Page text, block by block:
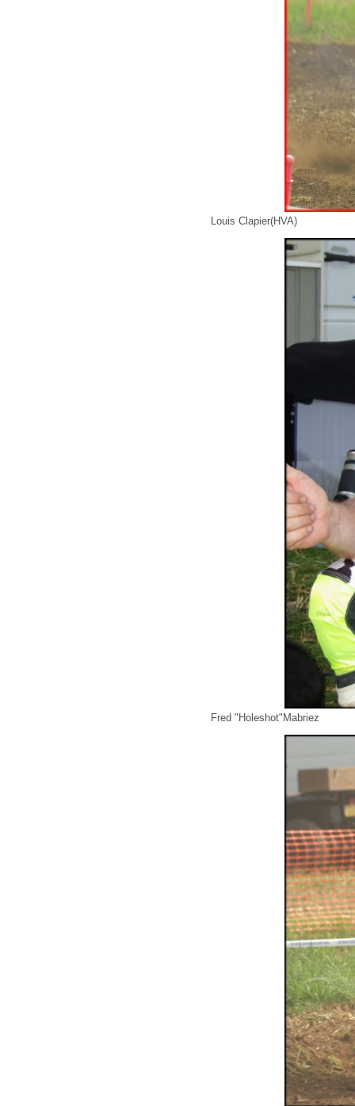
Louis Clapier(HVA)
Fred "Holeshot"Mabriez